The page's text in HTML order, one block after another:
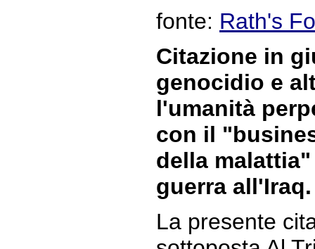
fonte: Rath's
Citazione in
genocidio e
l'umanità
con il
della
guerra all'Iraq.
La presente